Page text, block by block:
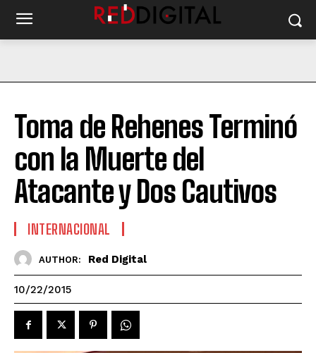
Toma de Rehenes Terminó
con la Muerte del
Atacante y Dos Cautivos
INTERNACIONAL
AUTHOR: Red Digital
10/22/2015